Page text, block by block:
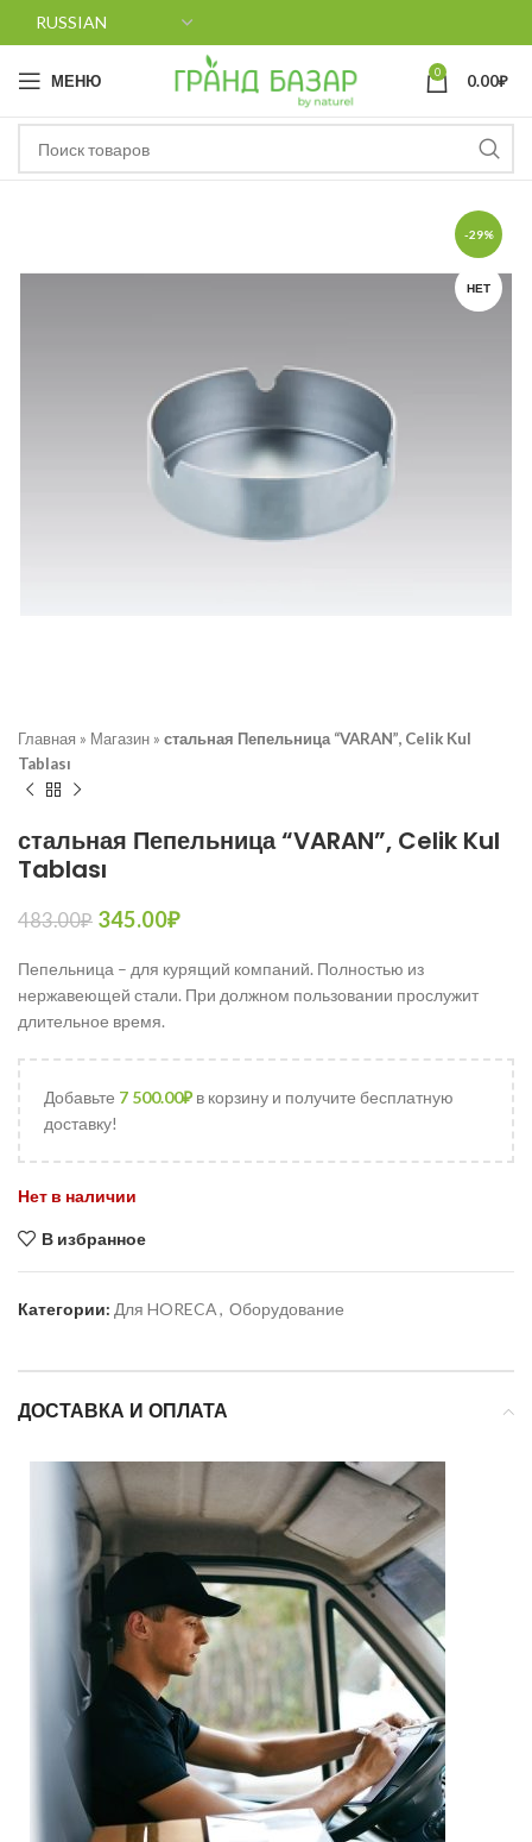
МЕНЮ 0 0.00₽
-29%
НЕТ
Главная » Магазин » стальная Пепельница “VARAN”, Celik Kul
Tablası
стальная Пепельница “VARAN”, Celik Kul
Tablası
483.00₽ 345.00₽
Пепельница – для курящий компаний. Полностью из
нержавеющей стали. При должном пользовании прослужит
длительное время.
Добавьте 7 500.00₽в корзину и получите бесплатную
доставку!
Нет в наличии
В избранное
Категории: Для HORECA, Оборудование
ДОСТАВКА И ОПЛАТА